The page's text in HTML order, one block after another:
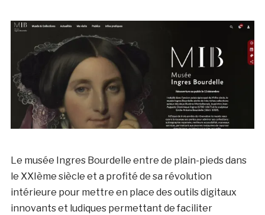
Le musée Ingres Bourdelle entre de plain-pieds dans
le XXIème siècle et a profité de sa révolution
intérieure pour mettre en place des outils digitaux
innovants et ludiques permettant de faciliter